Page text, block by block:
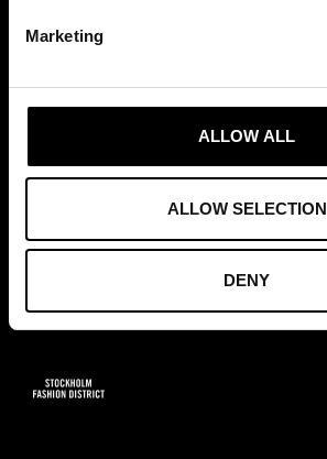
Marketing
ALLOW ALL
ALLOW SELECTION
DENY
GRUNDARE AV